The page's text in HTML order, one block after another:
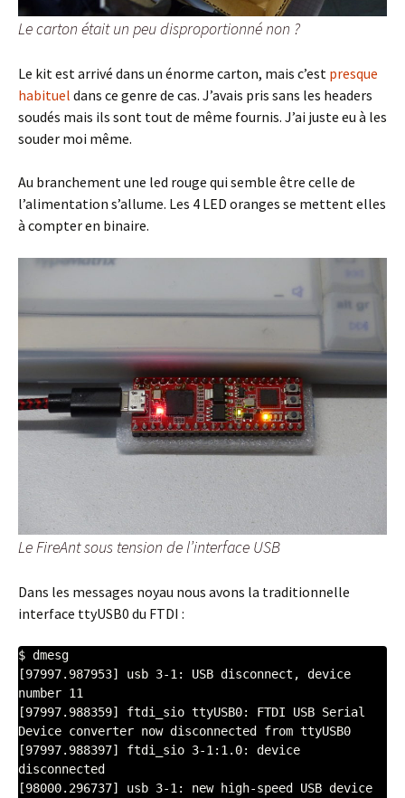
Le carton était un peu disproportionné non ?
Le kit est arrivé dans un énorme carton, mais c’est presque
habituel dans ce genre de cas. J’avais pris sans les headers
soudés mais ils sont tout de même fournis. J’ai juste eu à les
souder moi même.
Au branchement une led rouge qui semble être celle de
l’alimentation s’allume. Les 4 LED oranges se mettent elles
à compter en binaire.
Le FireAnt sous tension de l’interface USB
Dans les messages noyau nous avons la traditionnelle
interface ttyUSB0 du FTDI :
$ dmesg
[97997.987953] usb 3-1: USB disconnect, device
number 11
[97997.988359] ftdi_sio ttyUSB0: FTDI USB Serial
Device converter now disconnected from ttyUSB0
[97997.988397] ftdi_sio 3-1:1.0: device
disconnected
[98000.296737] usb 3-1: new high-speed USB device